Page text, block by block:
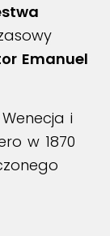
Emanuel
i
w 1870